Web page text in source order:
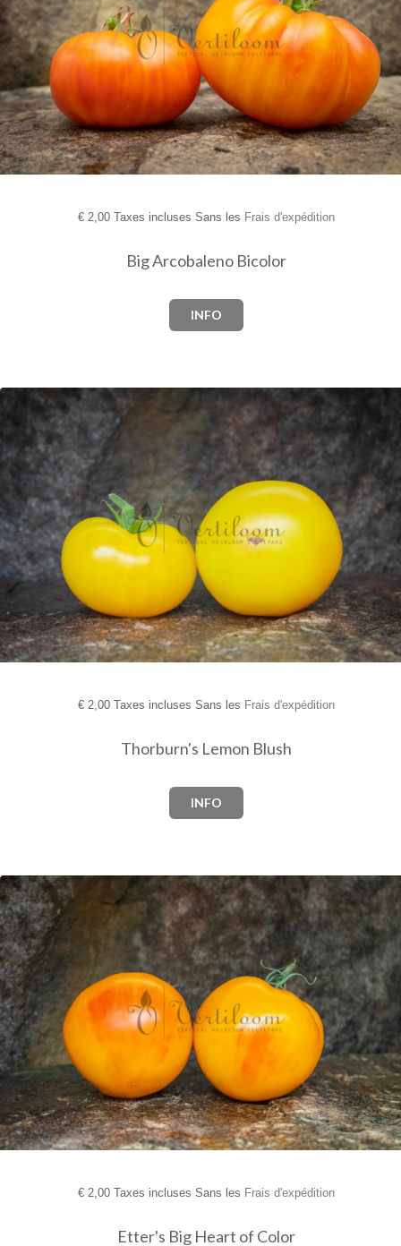
€2,00 Taxes incluses Sans les Frais d'expédition
Big Arcobaleno Bicolor
INFO
€2,00 Taxes incluses Sans les Frais d'expédition
Thorburn's Lemon Blush
INFO
€2,00 Taxes incluses Sans les Frais d'expédition
Etter's Big Heart of Color